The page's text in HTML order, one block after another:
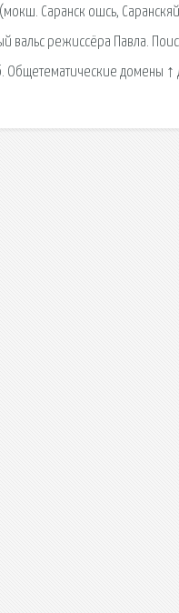
Саранск ошсь,
вальс режиссёра Павла.
Общетематические домены